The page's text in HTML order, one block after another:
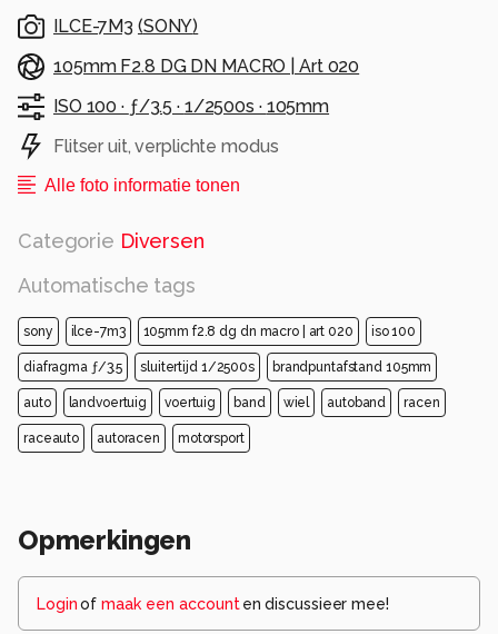
ILCE-7M3 (SONY)
105mm F2.8 DG DN MACRO | Art 020
ISO 100 · ƒ/3.5 · 1/2500s · 105mm
Flitser uit, verplichte modus
Alle foto informatie tonen
Categorie Diversen
Automatische tags
sony ilce-7m3 105mm f2.8 dg dn macro | art 020 iso 100
diafragma ƒ/3.5 sluitertijd 1/2500s brandpuntafstand 105mm
auto landvoertuig voertuig band wiel autoband racen
raceauto autoracen motorsport
Opmerkingen
Loginof maak een account en discussieer mee!